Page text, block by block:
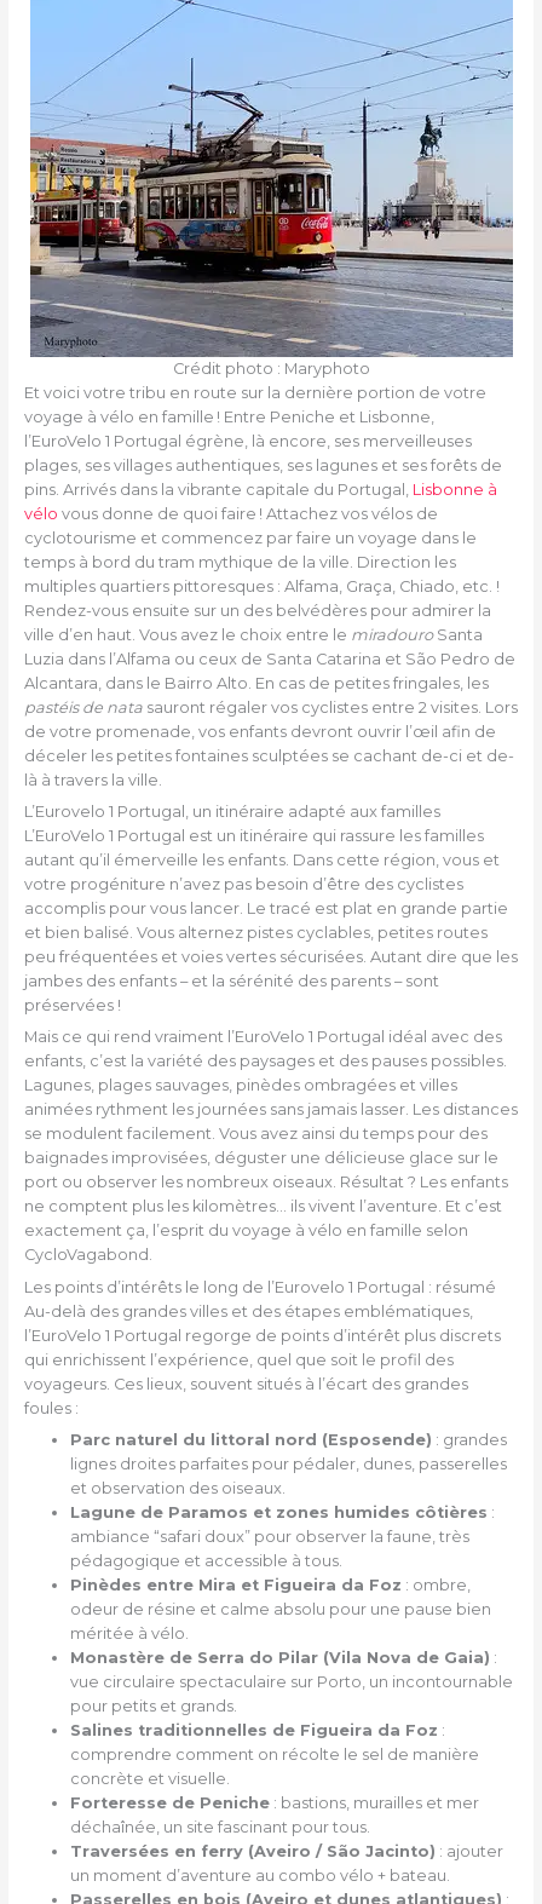
Crédit photo : Maryphoto
Et voici votre tribu en route sur la dernière portion de votre
voyage à vélo en famille ! Entre Peniche et Lisbonne,
l’EuroVelo 1 Portugal égrène, là encore, ses merveilleuses
plages, ses villages authentiques, ses lagunes et ses forêts de
pins. Arrivés dans la vibrante capitale du Portugal, Lisbonne à
vélo vous donne de quoi faire ! Attachez vos vélos de
cyclotourisme et commencez par faire un voyage dans le
temps à bord du tram mythique de la ville. Direction les
multiples quartiers pittoresques : Alfama, Graça, Chiado, etc. !
Rendez-vous ensuite sur un des belvédères pour admirer la
ville d’en haut. Vous avez le choix entre le miradouro Santa
Luzia dans l’Alfama ou ceux de Santa Catarina et São Pedro de
Alcantara, dans le Bairro Alto. En cas de petites fringales, les
pastéis de natasauront régaler vos cyclistes entre 2 visites. Lors
de votre promenade, vos enfants devront ouvrir l’œil afin de
déceler les petites fontaines sculptées se cachant de-ci et de-
là à travers la ville.
L’Eurovelo 1 Portugal, un itinéraire adapté aux familles
L’EuroVelo 1 Portugal est un itinéraire qui rassure les familles
autant qu’il émerveille les enfants. Dans cette région, vous et
votre progéniture n’avez pas besoin d’être des cyclistes
accomplis pour vous lancer. Le tracé est plat en grande partie
et bien balisé. Vous alternez pistes cyclables, petites routes
peu fréquentées et voies vertes sécurisées. Autant dire que les
jambes des enfants – et la sérénité des parents – sont
préservées !
Mais ce qui rend vraiment l’EuroVelo 1 Portugal idéal avec des
enfants, c’est la variété des paysages et des pauses possibles.
Lagunes, plages sauvages, pinèdes ombragées et villes
animées rythment les journées sans jamais lasser. Les distances
se modulent facilement. Vous avez ainsi du temps pour des
baignades improvisées, déguster une délicieuse glace sur le
port ou observer les nombreux oiseaux. Résultat ? Les enfants
ne comptent plus les kilomètres… ils vivent l’aventure. Et c’est
exactement ça, l’esprit du voyage à vélo en famille selon
CycloVagabond.
Les points d’intérêts le long de l’Eurovelo 1 Portugal : résumé
Au-delà des grandes villes et des étapes emblématiques,
l’EuroVelo 1 Portugal regorge de points d’intérêt plus discrets
qui enrichissent l’expérience, quel que soit le profil des
voyageurs. Ces lieux, souvent situés à l’écart des grandes
foules :
Parc naturel du littoral nord (Esposende) : grandes
lignes droites parfaites pour pédaler, dunes, passerelles
et observation des oiseaux.
Lagune de Paramos et zones humides côtières :
ambiance “safari doux” pour observer la faune, très
pédagogique et accessible à tous.
Pinèdes entre Mira et Figueira da Foz : ombre,
odeur de résine et calme absolu pour une pause bien
méritée à vélo.
Monastère de Serra do Pilar (Vila Nova de Gaia) :
vue circulaire spectaculaire sur Porto, un incontournable
pour petits et grands.
Salines traditionnelles de Figueira da Foz :
comprendre comment on récolte le sel de manière
concrète et visuelle.
Forteresse de Peniche : bastions, murailles et mer
déchaînée, un site fascinant pour tous.
Traversées en ferry (Aveiro / São Jacinto) : ajouter
un moment d’aventure au combo vélo + bateau.
Passerelles en bois (Aveiro et dunes atlantiques) :